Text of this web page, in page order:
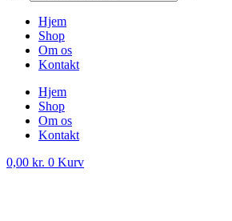
Hjem
Shop
Om os
Kontakt
Hjem
Shop
Om os
Kontakt
0,00 kr. 0 Kurv